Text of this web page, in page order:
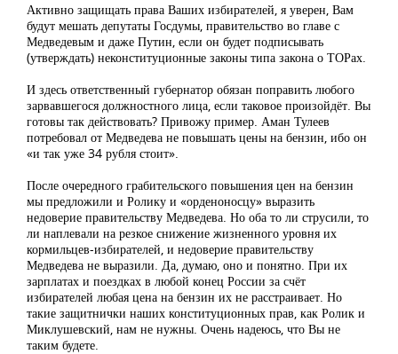
Активно защищать права Ваших избирателей, я уверен, Вам
будут мешать депутаты Госдумы, правительство во главе с
Медведевым и даже Путин, если он будет подписывать
(утверждать) неконституционные законы типа закона о ТОРах.
И здесь ответственный губернатор обязан поправить любого
зарвавшегося должностного лица, если таковое произойдёт. Вы
готовы так действовать? Привожу пример. Аман Тулеев
потребовал от Медведева не повышать цены на бензин, ибо он
«и так уже 34 рубля стоит».
После очередного грабительского повышения цен на бензин
мы предложили и Ролику и «орденоносцу» выразить
недоверие правительству Медведева. Но оба то ли струсили, то
ли наплевали на резкое снижение жизненного уровня их
кормильцев-избирателей, и недоверие правительству
Медведева не выразили. Да, думаю, оно и понятно. При их
зарплатах и поездках в любой конец России за счёт
избирателей любая цена на бензин их не расстраивает. Но
такие защитнички наших конституционных прав, как Ролик и
Миклушевский, нам не нужны. Очень надеюсь, что Вы не
таким будете.